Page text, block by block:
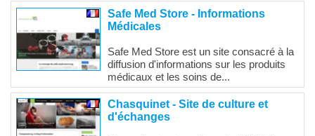
Safe Med Store - Informations
Médicales
Safe Med Store est un site consacré à la
diffusion d'informations sur les produits
médicaux et les soins de...
Chasquinet - Site de culture et
d'échanges